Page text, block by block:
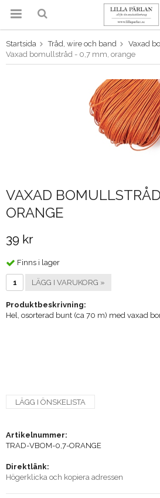
Produkten har blivit
varukorgen
Startsida Tråd, wire och band
Vaxad
Vaxad bomullstråd - 0,7 mm, orange
VAXAD
ORANGE
39 kr
Finns i lager
LÄGG I VARUKORG »
Produktbeskrivning:
Hel, osorterad bunt (ca 70 m) med vaxad
LÄGG I ÖNSKELISTA
Artikelnummer:
TRAD-VBOM-0,7-ORANGE
Direktlänk:
Högerklicka och kopiera adressen